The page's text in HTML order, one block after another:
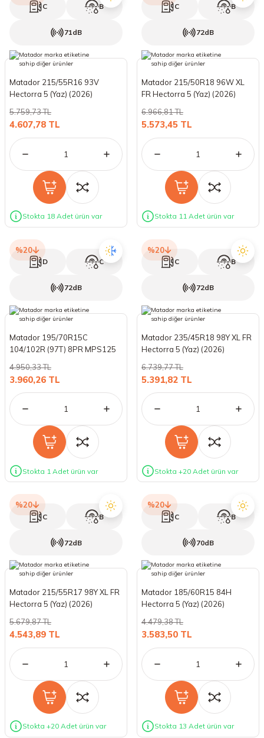
C B
71dB
Matador 215/55R16 93V
Hectorra 5 (Yaz) (2026)
4.607,78 TL
5.759,73 TL
Stokta 18 Adet ürün var
C B
72dB
Matador 215/50R18 96W XL
FR Hectorra 5 (Yaz) (2026)
5.573,45 TL
6.966,81 TL
Stokta 11 Adet ürün var
%20
D C
72dB
Matador 195/70R15C
104/102R (97T) 8PR MPS125
3.960,26 TL
4.950,33 TL
Stokta 1 Adet ürün var
%20
C B
72dB
Matador 235/45R18 98Y XL FR
Hectorra 5 (Yaz) (2026)
5.391,82 TL
6.739,77 TL
Stokta +20 Adet ürün var
%20
C B
72dB
Matador 215/55R17 98Y XL FR
Hectorra 5 (Yaz) (2026)
4.543,89 TL
5.679,87 TL
Stokta +20 Adet ürün var
%20
C B
70dB
Matador 185/60R15 84H
Hectorra 5 (Yaz) (2026)
3.583,50 TL
4.479,38 TL
Stokta 13 Adet ürün var